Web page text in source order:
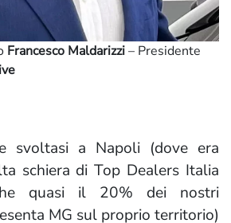
Francesco Maldarizzi– Presidente
svoltasi a Napoli (dove era
schiera di Top Dealers Italia
quasi il 20% dei nostri
MG sul proprio territorio)